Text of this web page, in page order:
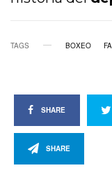
TAGS BOXEO
SHARE
SHARE